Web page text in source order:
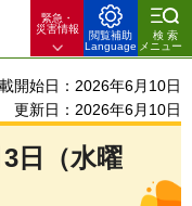
緊急・
災害情報
閲覧補助
Language
検索
メニュー
開始日：2026年6月10日
更新日：2026年6月10日
日（水曜